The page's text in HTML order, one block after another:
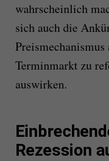
wahrscheinlich
sich auch die
Terminmarkt zu
auswirken.
Rezession